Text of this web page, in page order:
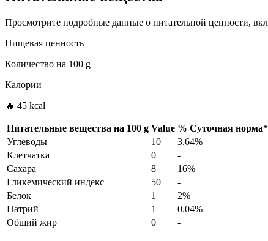
Просмотрите подробные данные о питательной ценности,
Пищевая ценность
Количество на 100 g
Калории
🔥 45 kcal
Питательные вещества на 100 g Value % Суточная норма*
Углеводы
10
3.64%
Клетчатка
0
-
Сахара
8
16%
Гликемический индекс
50
-
Белок
1
2%
Натрий
1
0.04%
Общий жир
0 -